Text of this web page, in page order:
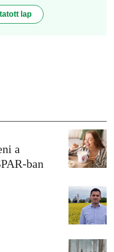
lap
a
ban